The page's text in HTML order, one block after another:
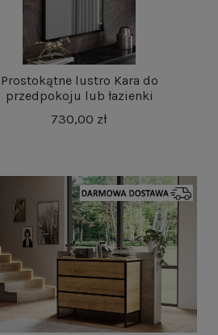
Prostokątne lustro Kara do
przedpokoju lub łazienki
730,00 zł